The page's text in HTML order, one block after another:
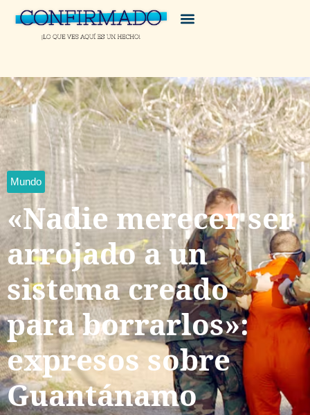
Mundo
«Nadie merecer ser
arrojado a un
sistema creado
para borrarlos»:
expresos sobre
Guantánamo